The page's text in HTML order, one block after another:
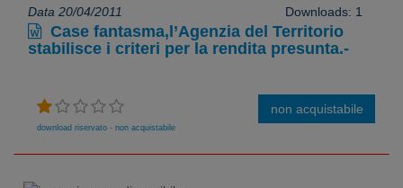
Data 20/04/2011 Downloads: 1
Case fantasma,l’Agenzia del Territorio
stabilisce i criteri per la rendita presunta.-
download riservato - non acquistabile
non acquistabile